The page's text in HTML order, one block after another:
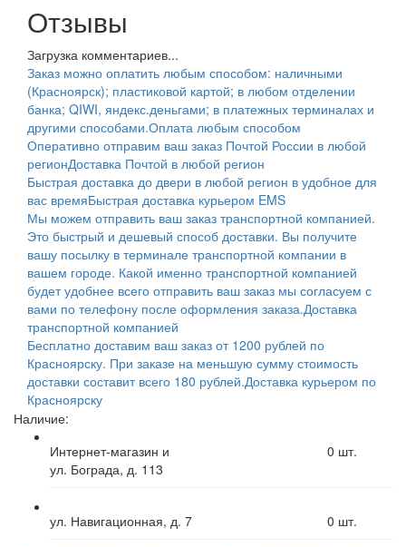
Отзывы
Загрузка комментариев...
Заказ можно оплатить любым способом: наличными
(Красноярск); пластиковой картой; в любом отделении
банка; QIWI, яндекс.деньгами; в платежных терминалах и
другими способами.Оплата любым способом
Оперативно отправим ваш заказ Почтой России в любой
регионДоставка Почтой в любой регион
Быстрая доставка до двери в любой регион в удобное для
вас времяБыстрая доставка курьером EMS
Мы можем отправить ваш заказ транспортной компанией.
Это быстрый и дешевый способ доставки. Вы получите
вашу посылку в терминале транспортной компании в
вашем городе. Какой именно транспортной компанией
будет удобнее всего отправить ваш заказ мы согласуем с
вами по телефону после оформления заказа.Доставка
транспортной компанией
Бесплатно доставим ваш заказ от 1200 рублей по
Красноярску. При заказе на меньшую сумму стоимость
доставки составит всего 180 рублей.Доставка курьером по
Красноярску
Наличие:
Интернет-магазин и
ул. Бограда, д. 113
0 шт.
ул. Навигационная, д. 7 0 шт.